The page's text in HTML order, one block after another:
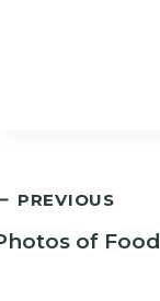
navigation
PREVIOUS
of Food